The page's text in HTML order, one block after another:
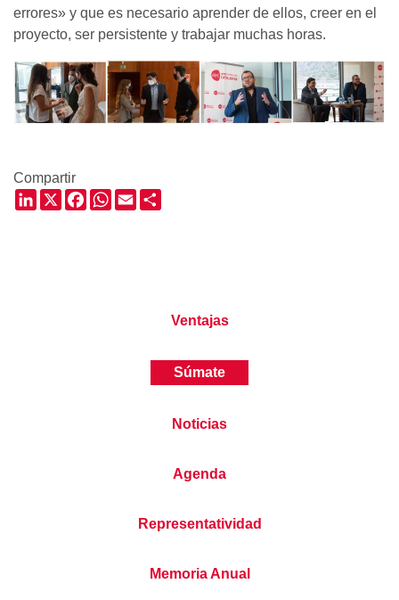
errores» y que es necesario aprender de ellos, creer en el
proyecto, ser persistente y trabajar muchas horas.
Compartir
LinkedIn
X Facebook
WhatsApp
Email
Ventajas
Súmate
Noticias
Agenda
Representatividad
Memoria Anual